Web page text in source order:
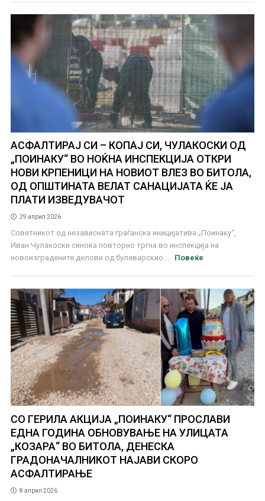
АСФАЛТИРАЈ СИ – КОПАЈ СИ, ЧУЛАКОСКИ ОД
„ПОИНАКУ“ ВО НОЌНА ИНСПЕКЦИЈА ОТКРИ
НОВИ КРПЕНИЦИ НА НОВИОТ ВЛЕЗ ВО БИТОЛА,
ОД ОПШТИНАТА ВЕЛАТ САНАЦИЈАТА ЌЕ ЈА
ПЛАТИ ИЗВЕДУВАЧОТ
29 април 2026
Советникот од независната граѓанска иницијатива „Поинаку“,
Иван Чулакоски синоќа повторно тргна во инспекција на
новоизградените делови од булеварскио ...
Повеќе
СО ГЕРИЛА АКЦИЈА „ПОИНАКУ“ ПРОСЛАВИ
ЕДНА ГОДИНА ОБНОВУВАЊЕ НА УЛИЦАТА
„КОЗАРА“ ВО БИТОЛА, ДЕНЕСКА
ГРАДОНАЧАЛНИКОТ НАЈАВИ СКОРО
АСФАЛТИРАЊЕ
8 април 2026